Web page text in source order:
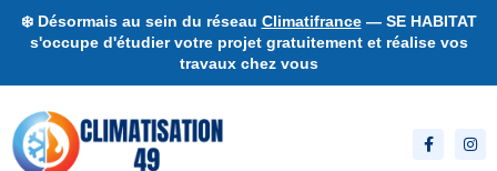
❄️ Désormais au sein du réseau Climatifrance— SE HABITAT
s'occupe d'étudier votre projet gratuitement et réalise vos
travaux chez vous